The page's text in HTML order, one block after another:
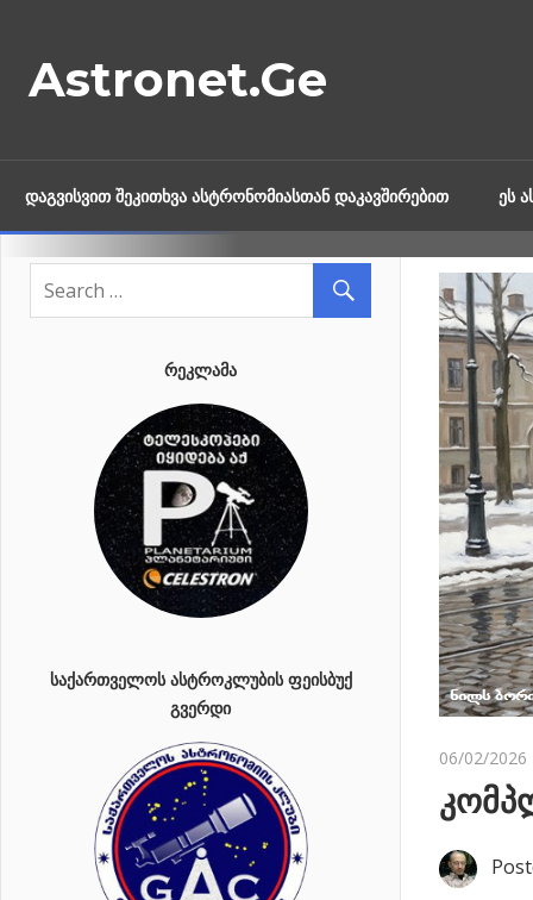
content
Astronet.Ge
ᲓᲐᲒᲕᲘᲡᲕᲘᲗ ᲨᲔᲙᲘᲗᲮᲕᲐ ᲐᲡᲢᲠᲝᲜᲝᲛᲘᲐᲡᲗᲐᲜ ᲓᲐᲙᲐᲕᲨᲘᲠᲔᲑᲘᲗ ᲔᲡ
06/02/2026
ᲠᲔᲙᲚᲐᲛᲐ
ᲡᲐᲥᲐᲠᲗᲕᲔᲚᲝᲡ ᲐᲡᲢᲠᲝᲙᲚᲣᲑᲘᲡ ᲤᲔᲘᲡᲑᲣᲥ
ᲒᲕᲔᲠᲓᲘ